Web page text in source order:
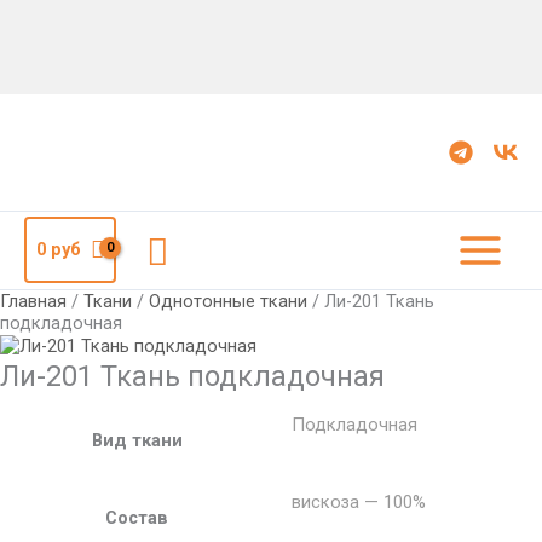
0руб Поиск
Главная / Ткани / Однотонные ткани / Ли-201 Ткань
подкладочная
Ли-201 Ткань подкладочная
Вид ткани
Подкладочная
Состав
вискоза — 100%